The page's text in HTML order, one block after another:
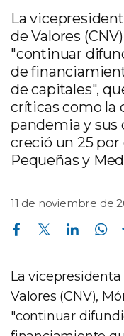
La
de Valores
"continuar
de
de capitales",
críticas como la
pandemia y sus
creció un 25
Pequeñas y
11 de noviembre de
Compartir en Facebook Compartir en Twitter Compartir en Linkedin Compartir en Whatsapp
La
Valores (CNV),
"continuar